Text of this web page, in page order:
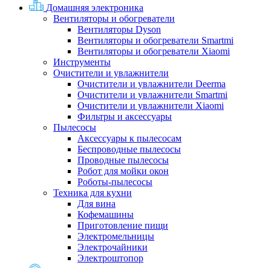
Домашняя электроника
Вентиляторы и обогреватели
Вентиляторы Dyson
Вентиляторы и обогреватели Smartmi
Вентиляторы и обогреватели Xiaomi
Инструменты
Очистители и увлажнители
Очистители и увлажнители Deerma
Очистители и увлажнители Smartmi
Очистители и увлажнители Xiaomi
Фильтры и аксессуары
Пылесосы
Аксессуары к пылесосам
Беспроводные пылесосы
Проводные пылесосы
Робот для мойки окон
Роботы-пылесосы
Техника для кухни
Для вина
Кофемашины
Приготовление пищи
Электромельницы
Электрочайники
Электроштопор